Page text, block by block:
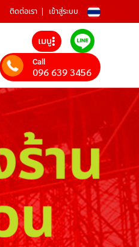
ติดต่อเรา เข้าสู่ระบบ
เมนู
Call
096 639 3456